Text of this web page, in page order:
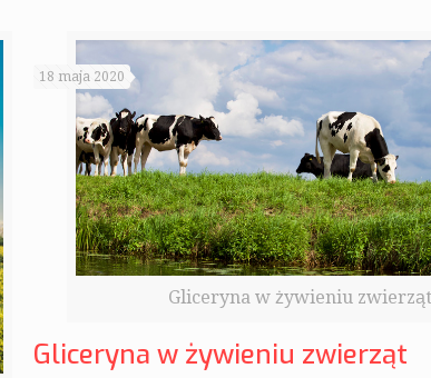
Gliceryna w żywieniu zwierząt
18 maja 2020
Gliceryna w żywieniu zwierząt